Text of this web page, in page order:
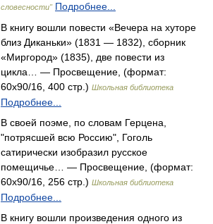
словесности" Подробнее...
В книгу вошли повести «Вечера на хуторе
близ Диканьки» (1831 — 1832), сборник
«Миргород» (1835), две повести из
цикла… — Просвещение, (формат:
60x90/16, 400 стр.) Школьная библиотека
Подробнее...
В своей поэме, по словам Герцена,
"потрясшей всю Россию", Гоголь
сатирически изобразил русское
помещичье… — Просвещение, (формат:
60x90/16, 256 стр.) Школьная библиотека
Подробнее...
В книгу вошли произведения одного из